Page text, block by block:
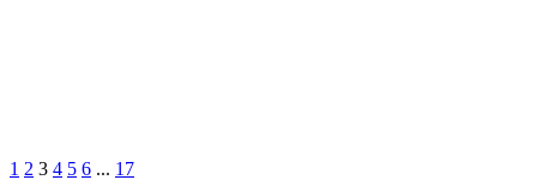
1 2 3 4 5 6 ... 17